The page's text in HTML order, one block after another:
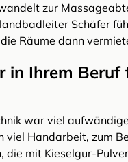
zur
Schäfer
Räume dann
in Ihrem Beruf
war viel
viel Handarbeit, zum
die mit Kieselgur-